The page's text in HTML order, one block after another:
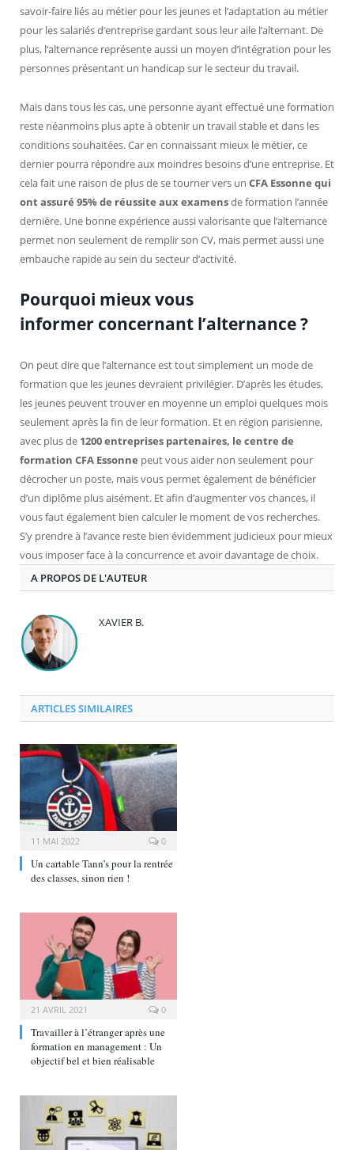
savoir-faire liés au métier pour les jeunes et l’adaptation au métier
pour les salariés d’entreprise gardant sous leur aile l’alternant. De
plus, l’alternance représente aussi un moyen d’intégration pour les
personnes présentant un handicap sur le secteur du travail.
Mais dans tous les cas, une personne ayant effectué une formation
reste néanmoins plus apte à obtenir un travail stable et dans les
conditions souhaitées. Car en connaissant mieux le métier, ce
dernier pourra répondre aux moindres besoins d’une entreprise. Et
cela fait une raison de plus de se tourner vers un CFA Essonne qui
ont assuré 95% de réussite aux examensde formation l’année
dernière. Une bonne expérience aussi valorisante que l’alternance
permet non seulement de remplir son CV, mais permet aussi une
embauche rapide au sein du secteur d’activité.
Pourquoi mieux vous
informer concernant l’alternance ?
On peut dire que l’alternance est tout simplement un mode de
formation que les jeunes devraient privilégier. D’après les études,
les jeunes peuvent trouver en moyenne un emploi quelques mois
seulement après la fin de leur formation. Et en région parisienne,
avec plus de 1200 entreprises partenaires, le centre de
formation CFA Essonne peut vous aider non seulement pour
décrocher un poste, mais vous permet également de bénéficier
d’un diplôme plus aisément. Et afin d’augmenter vos chances, il
vous faut également bien calculer le moment de vos recherches.
S’y prendre à l’avance reste bien évidemment judicieux pour mieux
vous imposer face à la concurrence et avoir davantage de choix.
A PROPOS DE L'AUTEUR
XAVIER B.
ARTICLES SIMILAIRES
11 MAI 2022 0
Un cartable Tann’s pour la rentrée
des classes, sinon rien !
21 AVRIL 2021 0
Travailler à l’étranger après une
formation en management : Un
objectif bel et bien réalisable